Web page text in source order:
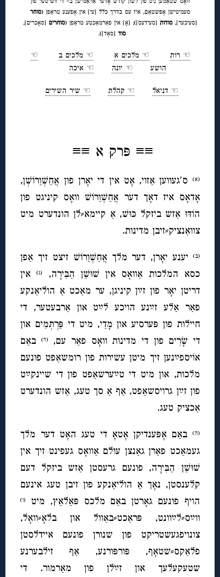
סעמיטישן אָפּשטאַם, איז עס בדרך כלל [עי] אין אָפענע טראַפן (סוחר
[סעיכער],סודות [סעידעס]); [אָ] אין פאַרמאַכטע טראַפן (סוחרים [סאָכרים],
סוד [סאָד]).
☜ רות ☜ מלכים א ☜ מלכים ב
☜
הושע
☜ יונה ☜ איכה
☜ דניאל ☜ קהלת ☜ שיר השירים
≡≡ פּרק א ≡≡
(א)
ס′געווען אַזוי, אָט אין די יאָרן פון אֲחַשְׁוֵרוֹשְׁן,
אָדאָס איז דאָך דער אֲחַשְׁוֵרוֹשׁ וואָס קיניגט פון
הוֹדּוּ אַזש ביזקל כּוּשׁ, אַ קיימא⸗לן הונדערט מיט
צוואַנציק⸗זיבן מדינות.
(ב)
יענע יאָרן, דער מלך אֲחַשְׁוֵרוֹשׁ זיצט זיך אַפן
כסא המלכות אַוואָס אין שׁוּשַׁן הַבִּירָה,
(ג)אין
דריטן יאָר פון זײַן קיניגן, ער מאַכט אַ הוליאַנקע
פאַר אַלע זײַנע הויכע לײַט און אַרבעטער, די
חיילות פון פּערסיע און מָדַי, מיט די פַּרְתְּמִים און
די שָׂרִים פון די מדינות וואָס פאַר עם,(ד)
באַם
אוֹיספײַנען זיך מיטן עשירות פון רומשאַפט פונעם
מלכות, און מיט די טײַערשאַפט פון די שיינקײַט
פון זײַן גרויסשאַפט, אַף אַ סך טעג, אַזש הונדערט
אַכציק טעג.
(ה)
באַם אָפּענדיקן אָטאָ די טעג האָט דער מלך
געמאַכט פאַרן גאַנצן עולם אַוואָס געפינט זיך אין
שׁוּשַׁן הַבִּירָה, פונעם גרעסטן אַזש ביזקל דעם
קלענסטן, נאָך אַ הוליאַנקע פון זיבן טעג אינעם
הויף פונעם גאָרטן באַם מלכס פּאַלאַץ, מיט
(ו)
ווײַס⸗לײַוונט, פּראַכט⸗באַוול און בלאָ⸗וואָל,
צונויפגעשטריקט פון שנורן פונעם איידלסטן
פלאַקס⸗שטאָף, פּורפּורנע, אַף זילבערנע
שטעקעלעך און זײַלן פון מאַרמור. די